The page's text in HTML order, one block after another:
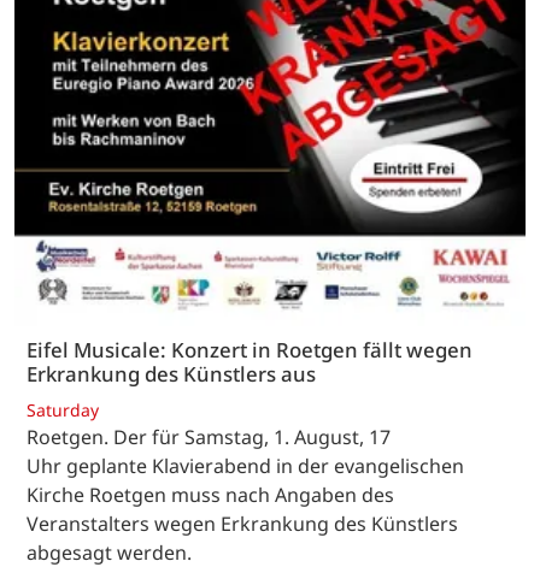
Eifel Musicale: Konzert in Roetgen fällt wegen
Erkrankung des Künstlers aus
Saturday
Roetgen. Der für Samstag, 1. August, 17
Uhr geplante Klavierabend in der evangelischen
Kirche Roetgen muss nach Angaben des
Veranstalters wegen Erkrankung des Künstlers
abgesagt werden.